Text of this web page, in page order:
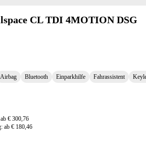
CL TDI 4MOTION DSG
Airbag Bluetooth Einparkhilfe Fahrassistent
€ 300,76
ab € 180,46